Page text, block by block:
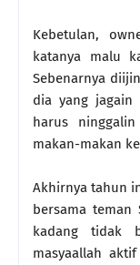
Kebetulan,
katanya malu
Sebenarnya
dia yang
harus
makan-makan
Akhirnya tahun
bersama teman
kadang tidak
masyaallah